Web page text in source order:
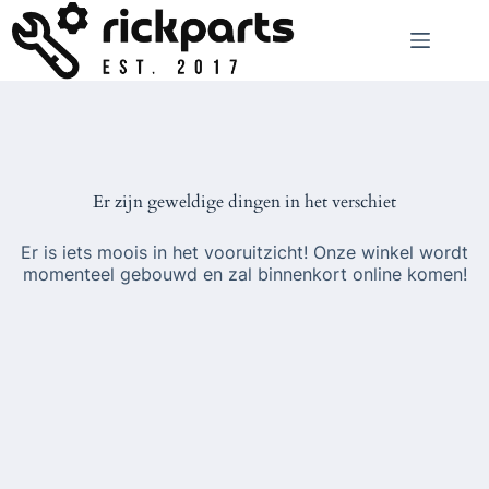
naar
de
inhoud
Er zijn geweldige dingen in het verschiet
Er is iets moois in het vooruitzicht! Onze winkel wordt
momenteel gebouwd en zal binnenkort online komen!